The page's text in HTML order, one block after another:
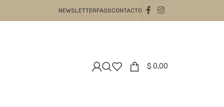
NEWSLETTERFAQSCONTACTO
$ 0,00